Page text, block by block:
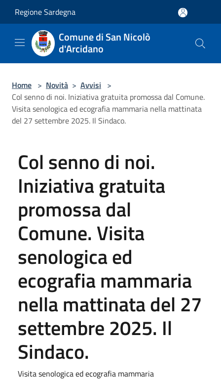
Regione Sardegna
Comune di San Nicolò
d'Arcidano
Home > Novità > Avvisi >
Col senno di noi. Iniziativa gratuita promossa dal Comune.
Visita senologica ed ecografia mammaria nella mattinata
del 27 settembre 2025. Il Sindaco.
Col senno di noi.
Iniziativa gratuita
promossa dal
Comune. Visita
senologica ed
ecografia mammaria
nella mattinata del 27
settembre 2025. Il
Sindaco.
Visita senologica ed ecografia mammaria